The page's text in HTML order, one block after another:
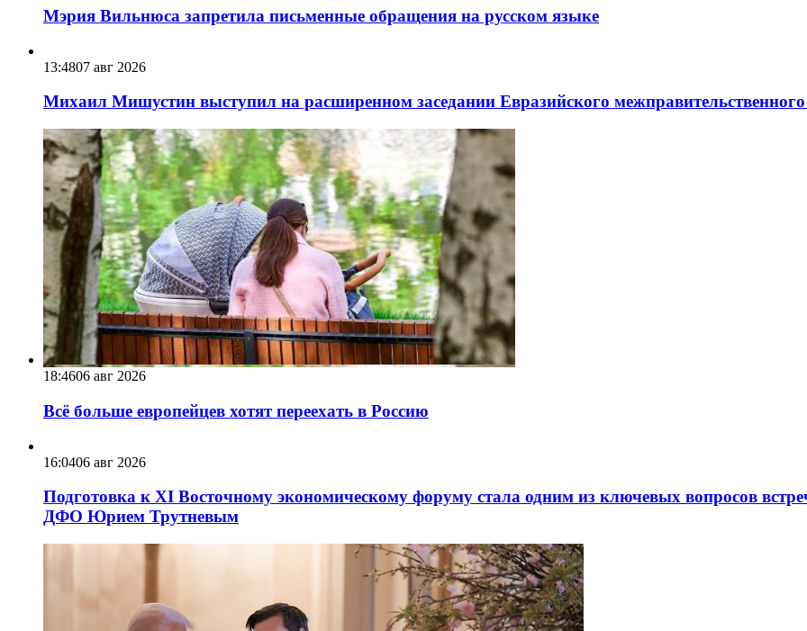
Мэрия Вильнюса запретила письменные обращения на русском языке
13:4807 авг 2026
Михаил Мишустин выступил на расширенном заседании Евразийского
18:4606 авг 2026
Всё больше европейцев хотят переехать в Россию
16:0406 авг 2026
Подготовка к XI Восточному экономическому форуму стала одним из ключевых вопросов
ДФО Юрием Трутневым